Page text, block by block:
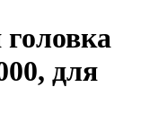
для